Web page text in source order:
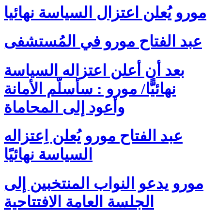
مورو يُعلن اعتزال السياسة نهائيا
عبد الفتاح مورو في المُستشفى
بعد أن أعلن اعتزاله السياسة
نهائيًّا/ مورو : سأسلّم الأمانة
وأعود إلى المحاماة
عبد الفتاح مورو يُعلن اِعتزاله
السياسة نهائيًا
مورو يدعو النواب المنتخبين إلى
الجلسة العامة الافتتاحية